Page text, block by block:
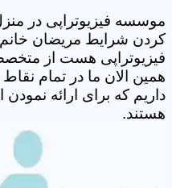
موسسه فیزیوتراپی در
کردن شرایط مریضان
فیزیوتراپی هست از
همین الان ما در تمام
داریم که برای ارائه نمودن
هستند.